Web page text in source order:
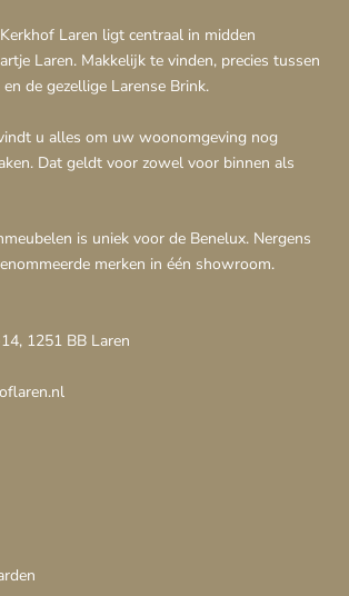
Laren ligt centraal in midden
Laren. Makkelijk te vinden, precies tussen
de gezellige Larense Brink.
u alles om uw woonomgeving nog
Dat geldt voor zowel voor binnen als
is uniek voor de Benelux. Nergens
merken in één showroom.
1251 BB Laren